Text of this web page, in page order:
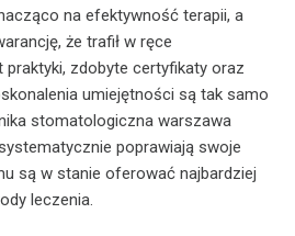
na efektywność terapii, a
że trafił w ręce
zdobyte certyfikaty oraz
umiejętności są tak samo
stomatologiczna warszawa
poprawiają swoje
są w stanie oferować najbardziej
leczenia.